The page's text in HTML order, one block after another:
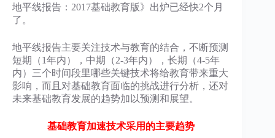
地平线报告：2017基础教育版》出炉已经快2个月
了。
地平线报告主要关注技术与教育的结合，不断预测
短期（1年内），中期（2-3年内），长期（4-5年
内）三个时间段里哪些关键技术将给教育带来重大
影响，而且对基础教育面临的挑战进行分析，还对
未来基础教育发展的趋势加以预测和展望。
基础教育加速技术采用的主要趋势